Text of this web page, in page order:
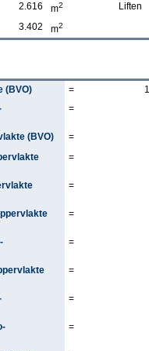
2.616 m2
Liften
3.402 m2
(BVO)
=
=
(BVO)
=
=
=
=
=
=
=
=